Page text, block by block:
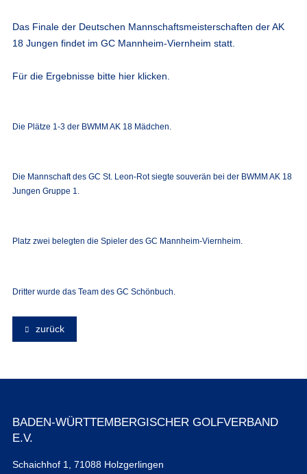
Das Finale der Deutschen Mannschaftsmeisterschaften der AK
18 Jungen findet im GC Mannheim-Viernheim statt.
Für die Ergebnisse bitte hier klicken.
Die Plätze 1-3 der BWMM AK 18 Mädchen.
Die Mannschaft des GC St. Leon-Rot siegte souverän bei der BWMM AK 18
Jungen Gruppe 1.
Platz zwei belegten die Spieler des GC Mannheim-Viernheim.
Dritter wurde das Team des GC Schönbuch.
zurück
BADEN-WÜRTTEMBERGISCHER GOLFVERBAND
E.V.
Schaichhof 1, 71088 Holzgerlingen